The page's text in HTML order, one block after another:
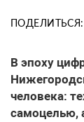
ПОДЕЛИТЬСЯ:
В эпоху
человека:
самоцелью,